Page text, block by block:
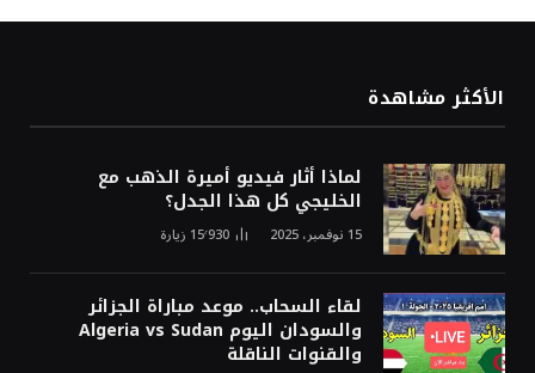
الأكثر مشاهدة
لماذا أثار فيديو أميرة الذهب مع
الخليجي كل هذا الجدل؟
15 نوفمبر، 2025 15٬930 زيارة
لقاء السحاب.. موعد مباراة الجزائر
والسودان اليوم Algeria vs Sudan
والقنوات الناقلة